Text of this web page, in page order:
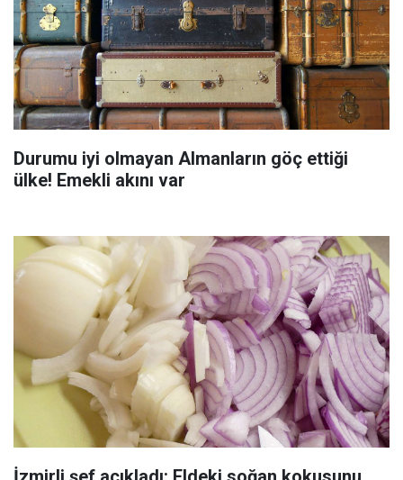
Durumu iyi olmayan Almanların göç ettiği
ülke! Emekli akını var